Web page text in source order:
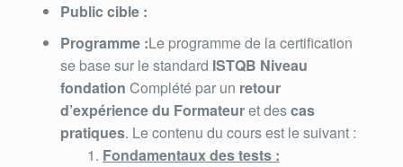
Public cible :
Programme :Le programme de la certification
se base sur le standard ISTQB Niveau
fondation Complété par un retour
d’expérience du Formateuret descas
pratiques. Le contenu du cours est le suivant :
Fondamentaux des tests :